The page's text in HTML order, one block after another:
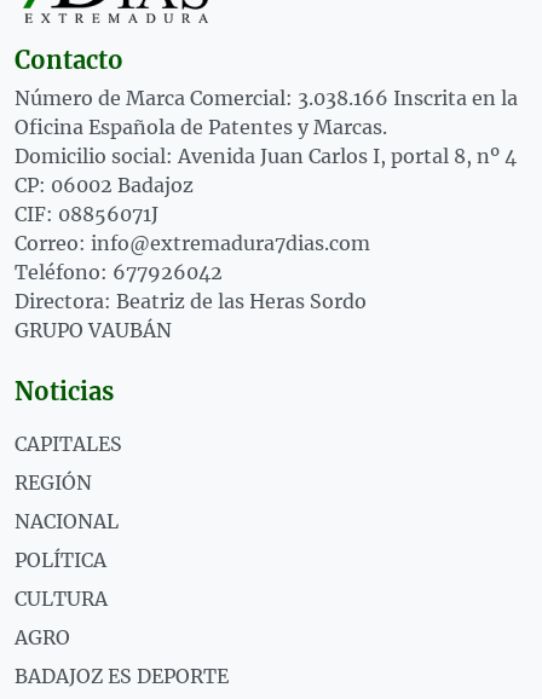
Contacto
Número de Marca Comercial: 3.038.166 Inscrita en la
Oficina Española de Patentes y Marcas.
Domicilio social: Avenida Juan Carlos I, portal 8, nº 4
CP: 06002 Badajoz
CIF: 08856071J
Correo: info@extremadura7dias.com
Teléfono: 677926042
Directora: Beatriz de las Heras Sordo
GRUPO VAUBÁN
Noticias
CAPITALES
REGIÓN
NACIONAL
POLÍTICA
CULTURA
AGRO
BADAJOZ ES DEPORTE